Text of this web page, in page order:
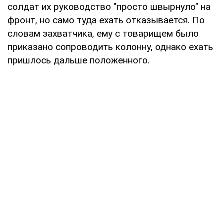
солдат их руководство "просто швырнуло" на
фронт, но само туда ехать отказывается. По
словам захватчика, ему с товарищем было
приказано сопроводить колонну, однако ехать
пришлось дальше положенного.